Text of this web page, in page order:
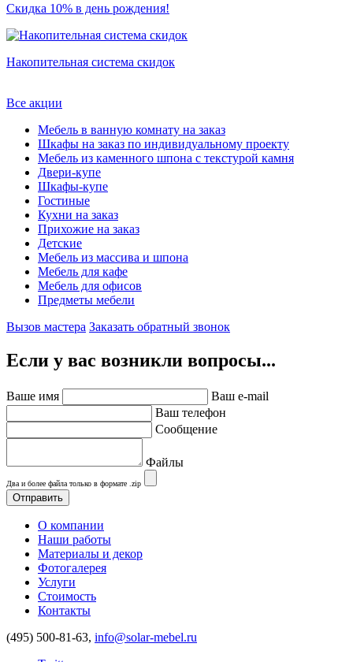
Скидка 10% в день рождения!
Накопительная система скидок
Все акции
Мебель в ванную комнату на заказ
Шкафы на заказ по индивидуальному проекту
Мебель из каменного шпона с текстурой камня
Двери-купе
Шкафы-купе
Гостиные
Кухни на заказ
Прихожие на заказ
Детские
Мебель из массива и шпона
Мебель для кафе
Мебель для офисов
Предметы мебели
Вызов мастера Заказать обратный звонок
Если у вас возникли вопросы...
Ваше имя
Ваш e-mail
Ваш телефон
Сообщение
Файлы
Два и более файла только в формате .zip
О компании
Наши работы
Материалы и декор
Фотогалерея
Услуги
Стоимость
Контакты
(495) 500-81-63, info@solar-mebel.ru